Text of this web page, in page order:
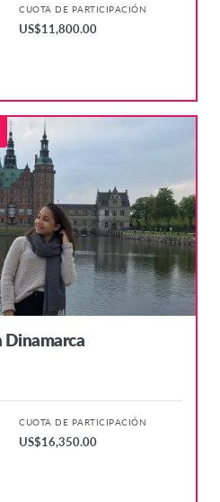
CUOTA DE PARTICIPACIÓN
US$11,800.00
Dinamarca
CUOTA DE PARTICIPACIÓN
US$16,350.00